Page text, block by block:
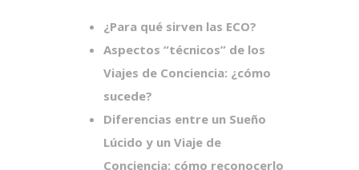
¿Para qué sirven las ECO?
Aspectos “técnicos” de los
Viajes de Conciencia: ¿cómo
sucede?
Diferencias entre un Sueño
Lúcido y un Viaje de
Conciencia: cómo reconocerlo